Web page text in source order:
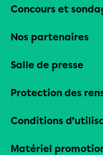
Concours et
Nos partenaires
Salle de presse
Protection des
Conditions
Matériel